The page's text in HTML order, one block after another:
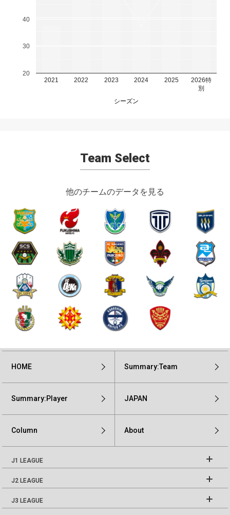
2021 2022 2023 2024 2025
2026特
別
20
30
40
シーズン
Team Select
他のチームのデータを見る
HOME Summary:Team
Summary:Player JAPAN
Column About
J1 LEAGUE
J2 LEAGUE
J3 LEAGUE